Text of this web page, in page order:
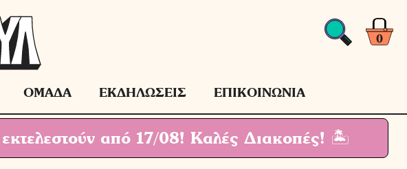
0
ΟΜΑΔΑ ΕΚΔΗΛΩΣΕΙΣ ΕΠΙΚΟΙΝΩΝΙΑ
από 17/08! Καλές Διακοπές! 🏝